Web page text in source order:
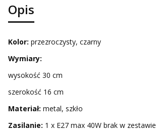
Opis
Kolor: przezroczysty, czarny
Wymiary:
wysokość 30 cm
szerokość 16 cm
Materiał: metal, szkło
Zasilanie: 1 x E27 max 40W brak w zestawie